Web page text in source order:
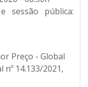
sessão pública:
Preço - Global
nº 14.133/2021,